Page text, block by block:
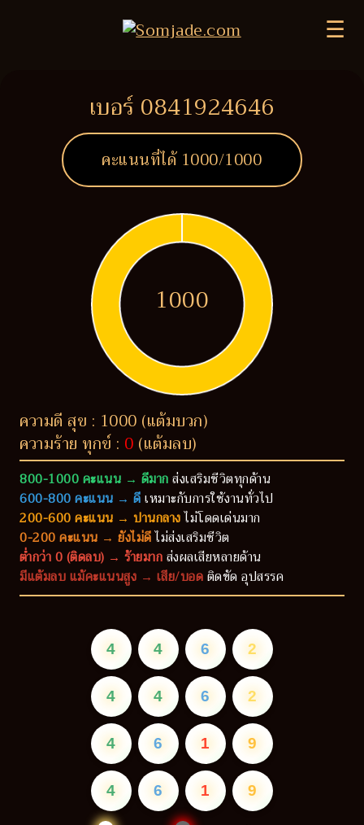
☰
เบอร์ 0841924646
คะแนนที่ได้ 1000/1000
1000
ความดี สุข : 1000 (แต้มบวก)
ความร้าย ทุกข์ : 0 (แต้มลบ)
800-1000 คะแนน → ดีมากส่งเสริมชีวิตทุกด้าน
600-800 คะแนน → ดีเหมาะกับการใช้งานทั่วไป
200-600 คะแนน → ปานกลางไม่โดดเด่นมาก
0-200 คะแนน → ยังไม่ดีไม่ส่งเสริมชีวิต
ต่ำกว่า 0 (ติดลบ) → ร้ายมากส่งผลเสียหลายด้าน
มีแต้มลบ แม้คะแนนสูง → เสีย/บอดติดขัด อุปสรรค
4 4 6 2
4 4 6 2
4 6 1 9
4 6 1 9